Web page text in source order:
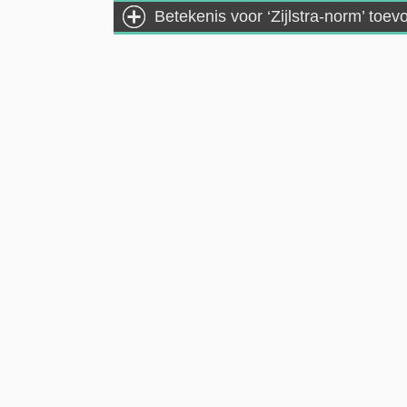
Betekenis voor ‘Zijlstra-norm’